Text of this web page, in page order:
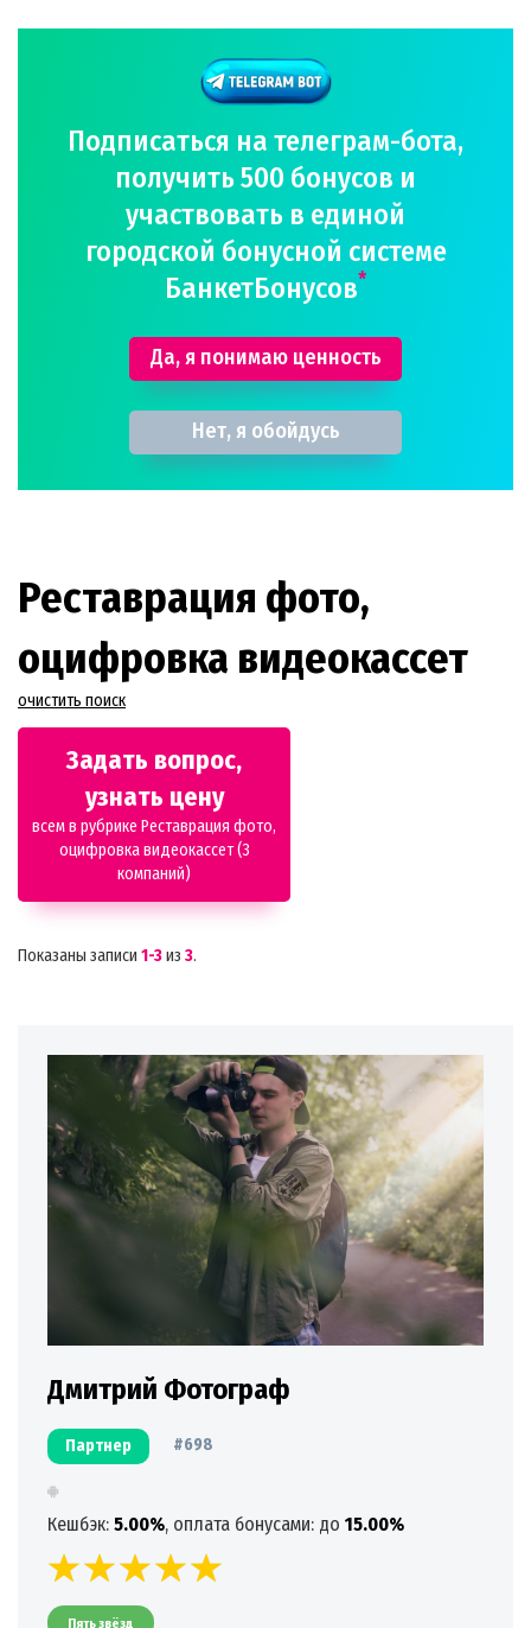
Подписаться на телеграм-бота,
получить 500 бонусов и
участвовать в единой
городской бонусной системе
БанкетБонусов*
Да, я понимаю ценность
Нет, я обойдусь
Реставрация фото,
оцифровка видеокассет
очистить поиск
Задать вопрос,
узнать цену
всем в рубрике Реставрация фото,
оцифровка видеокассет (3
компаний)
Показаны записи 1-3из 3.
Дмитрий Фотограф
Партнер #698
Кешбэк: 5.00%, оплата бонусами: до 15.00%
Пять звёзд